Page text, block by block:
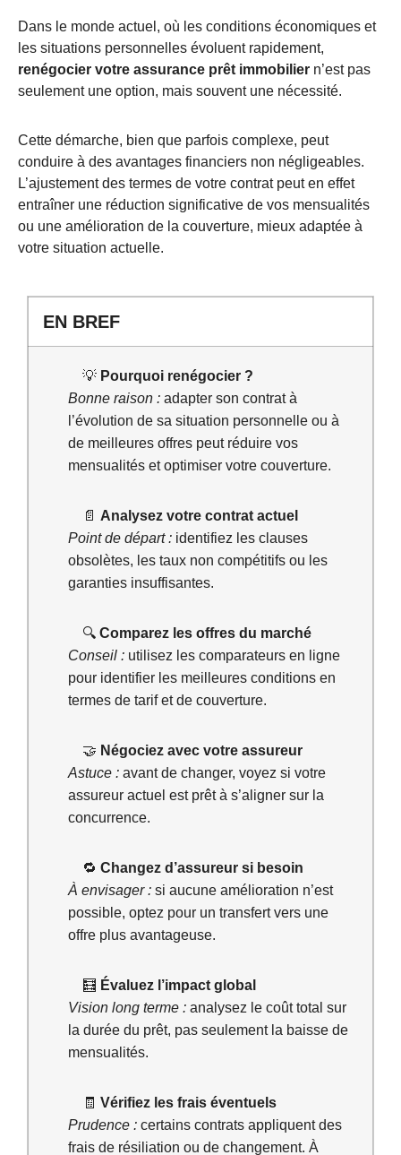
Dans le monde actuel, où les conditions économiques et
les situations personnelles évoluent rapidement,
renégocier votre assurance prêt immobilier n’est pas
seulement une option, mais souvent une nécessité.
Cette démarche, bien que parfois complexe, peut
conduire à des avantages financiers non négligeables.
L’ajustement des termes de votre contrat peut en effet
entraîner une réduction significative de vos mensualités
ou une amélioration de la couverture, mieux adaptée à
votre situation actuelle.
EN BREF
💡 Pourquoi renégocier ?
Bonne raison : adapter son contrat à
l’évolution de sa situation personnelle ou à
de meilleures offres peut réduire vos
mensualités et optimiser votre couverture.
📄 Analysez votre contrat actuel
Point de départ : identifiez les clauses
obsolètes, les taux non compétitifs ou les
garanties insuffisantes.
🔍 Comparez les offres du marché
Conseil : utilisez les comparateurs en ligne
pour identifier les meilleures conditions en
termes de tarif et de couverture.
🤝 Négociez avec votre assureur
Astuce : avant de changer, voyez si votre
assureur actuel est prêt à s’aligner sur la
concurrence.
🔁 Changez d’assureur si besoin
À envisager : si aucune amélioration n’est
possible, optez pour un transfert vers une
offre plus avantageuse.
🧮 Évaluez l’impact global
Vision long terme : analysez le coût total sur
la durée du prêt, pas seulement la baisse de
mensualités.
🧾 Vérifiez les frais éventuels
Prudence : certains contrats appliquent des
frais de résiliation ou de changement. À